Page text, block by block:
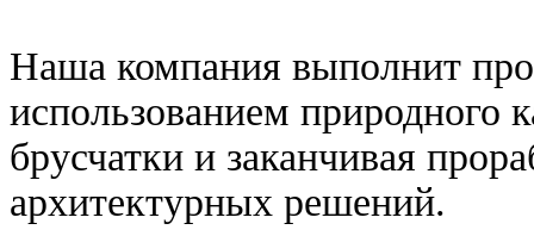
Наша компания выполнит
использованием природного
брусчатки и заканчивая
архитектурных решений.